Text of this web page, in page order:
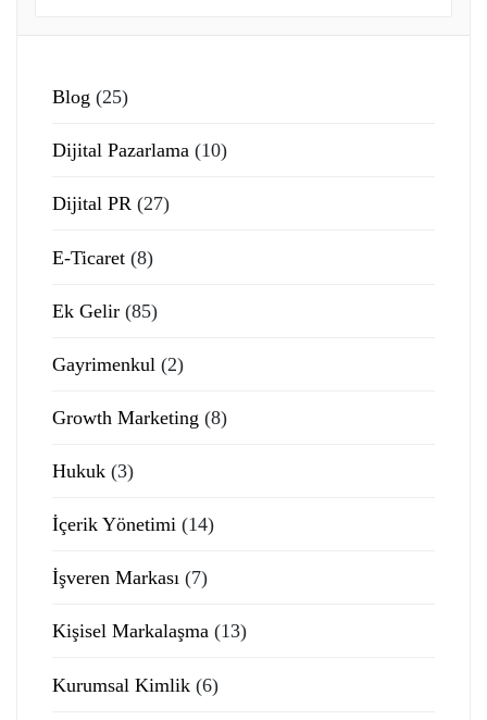
Blog (25)
Dijital Pazarlama (10)
Dijital PR (27)
E-Ticaret (8)
Ek Gelir (85)
Gayrimenkul (2)
Growth Marketing (8)
Hukuk (3)
İçerik Yönetimi (14)
İşveren Markası (7)
Kişisel Markalaşma (13)
Kurumsal Kimlik (6)